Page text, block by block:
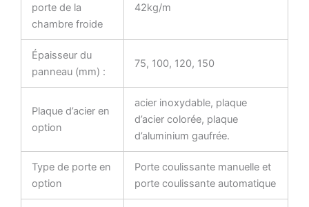
porte de la
chambre froide
42kg/m
Épaisseur du
panneau (mm) :
75, 100, 120, 150
Plaque d’acier en
option
acier inoxydable, plaque
d’acier colorée, plaque
d’aluminium gaufrée.
Type de porte en
option
Porte coulissante manuelle et
porte coulissante automatique